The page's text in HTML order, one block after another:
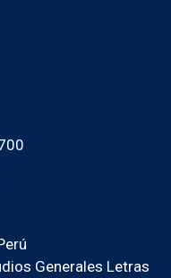
Generales Letras